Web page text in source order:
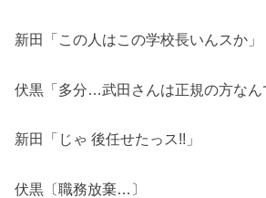
新田「この人はこの学校長いんスか」
伏黒「多分…武田さんは正規の方なん
新田「じゃ 後任せたっス!!」
伏黒〔職務放棄…〕